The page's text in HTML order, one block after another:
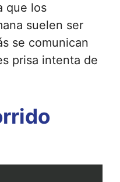
que los
suelen ser
se comunican
prisa intenta de